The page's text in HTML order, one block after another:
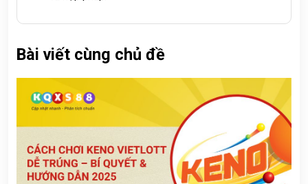
Bài viết cùng chủ đề